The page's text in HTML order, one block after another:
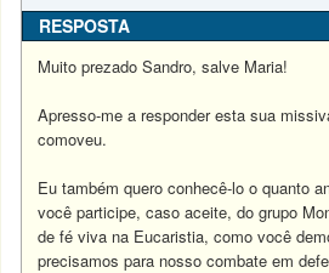
RESPOSTA
Muito prezado Sandro, salve Maria!
Apresso-me a responder esta sua
comoveu.
Eu também quero conhecê-lo o quanto
você participe, caso aceite, do grupo
de fé viva na Eucaristia, como você
precisamos para nosso combate em